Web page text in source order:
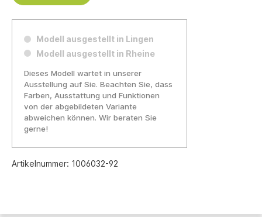
Modell ausgestellt in Lingen
Modell ausgestellt in Rheine
Dieses Modell wartet in unserer
Ausstellung auf Sie. Beachten Sie, dass
Farben, Ausstattung und Funktionen
von der abgebildeten Variante
abweichen können. Wir beraten Sie
gerne!
Artikelnummer: 1006032-92